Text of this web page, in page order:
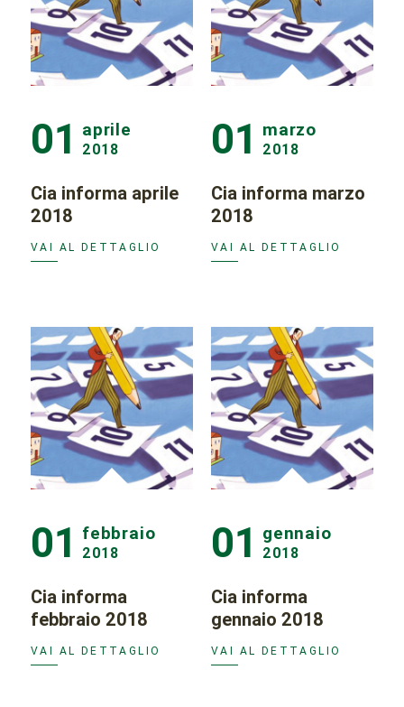
01 aprile
2018
Cia informa aprile
2018
VAI AL DETTAGLIO
01 marzo
2018
Cia informa marzo
2018
VAI AL DETTAGLIO
01 febbraio
2018
Cia informa
febbraio 2018
VAI AL DETTAGLIO
01 gennaio
2018
Cia informa
gennaio 2018
VAI AL DETTAGLIO